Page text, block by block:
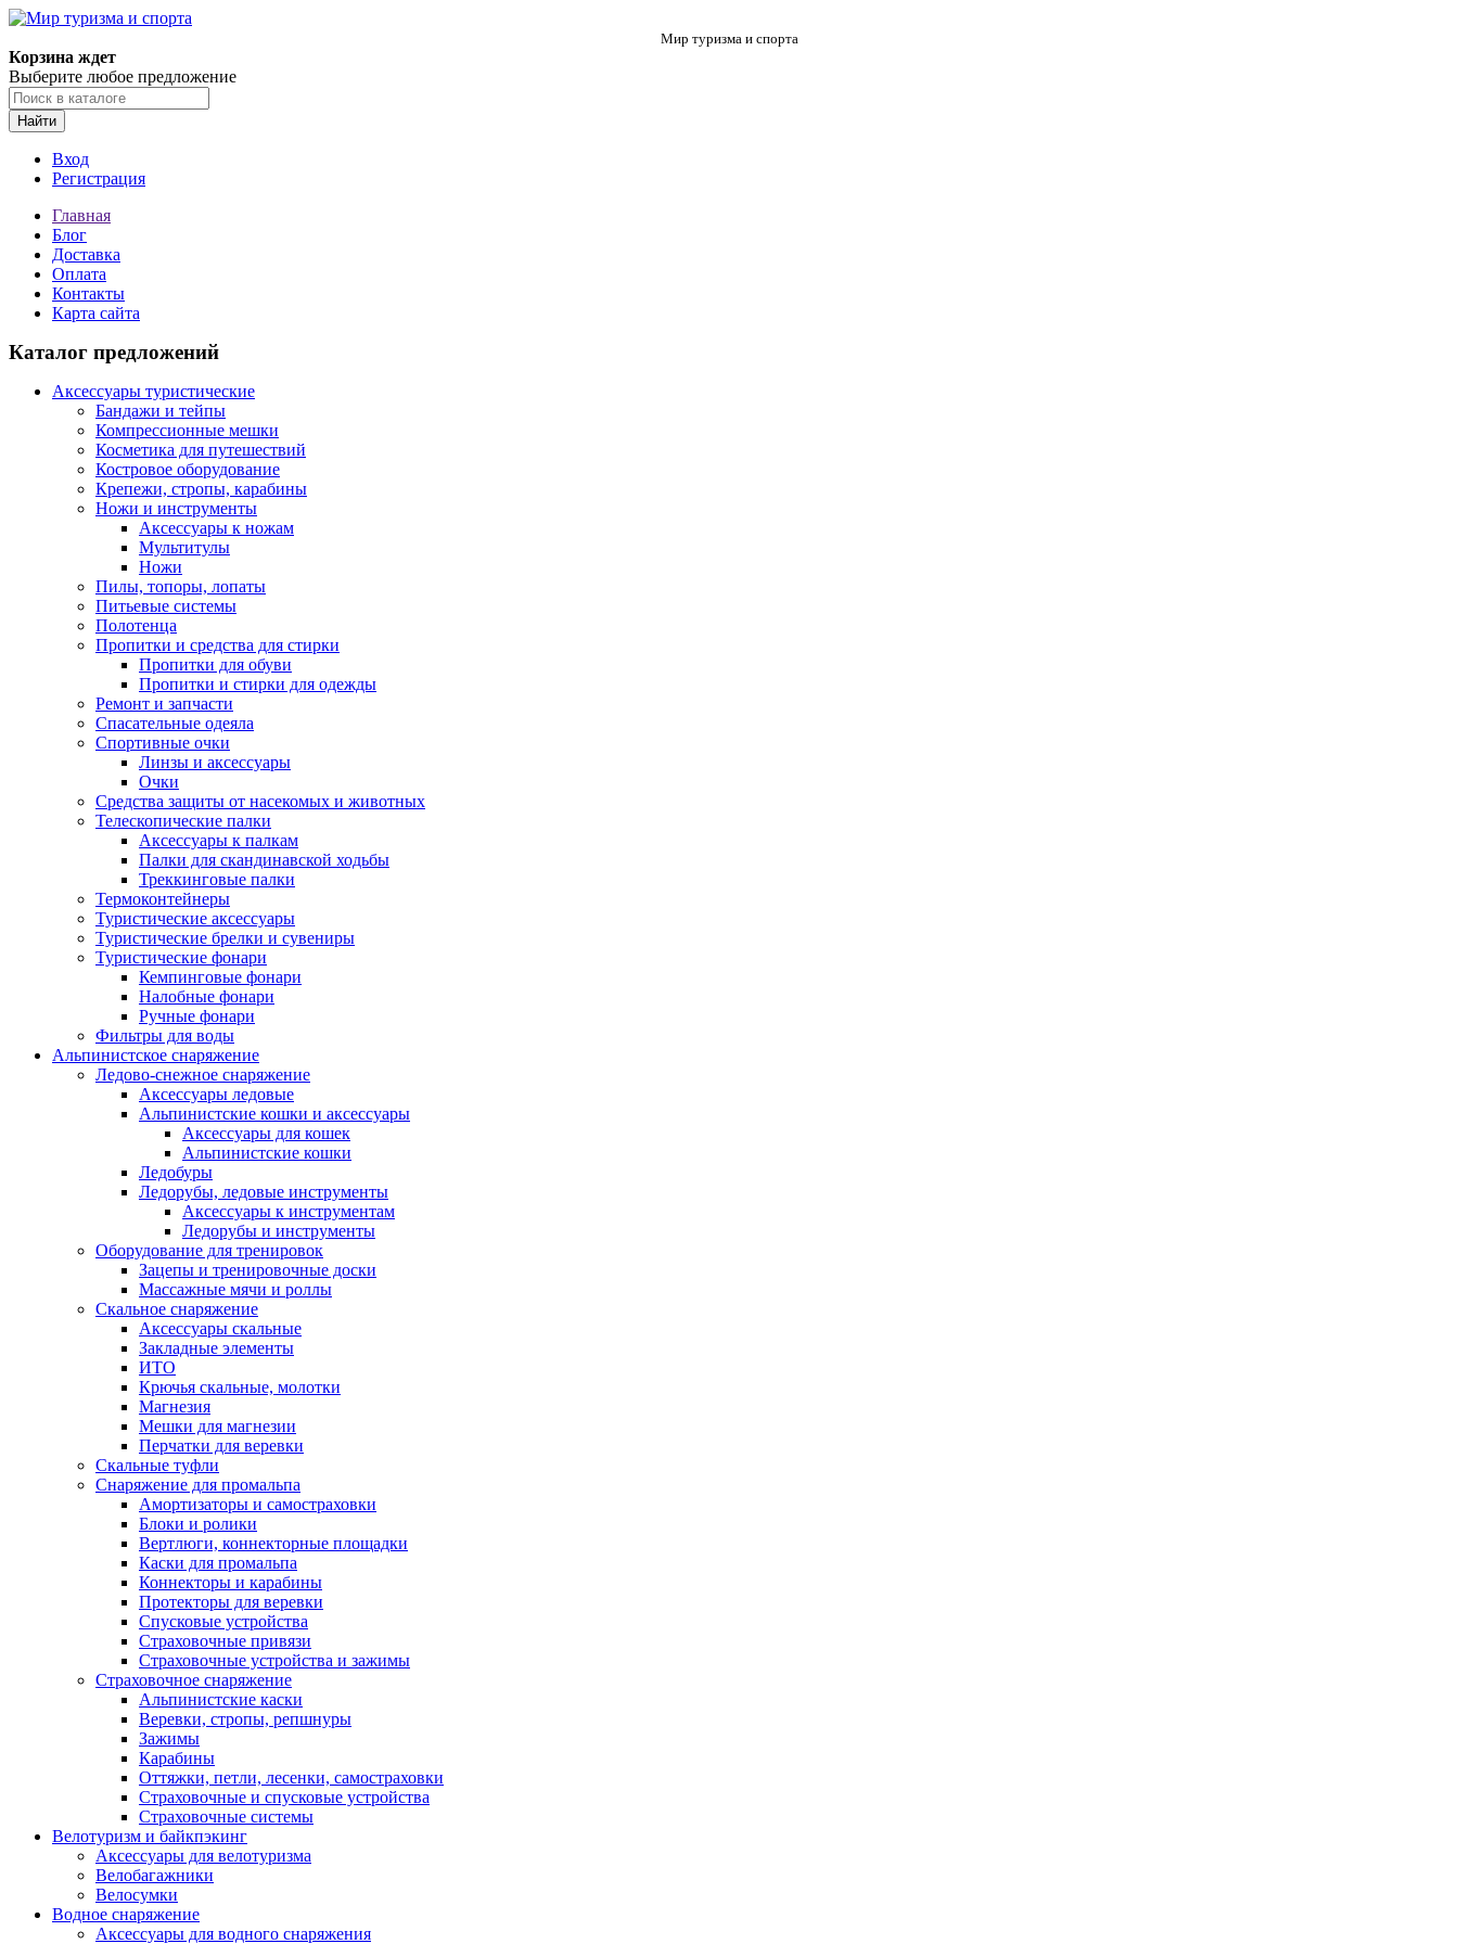
Мир туризма и спорта
Корзина ждет
Выберите любое предложение
Найти
Вход
Регистрация
Главная
Блог
Доставка
Оплата
Контакты
Карта сайта
Каталог предложений
Аксессуары туристические
Бандажи и тейпы
Компрессионные мешки
Косметика для путешествий
Костровое оборудование
Крепежи, стропы, карабины
Ножи и инструменты
Аксессуары к ножам
Мультитулы
Ножи
Пилы, топоры, лопаты
Питьевые системы
Полотенца
Пропитки и средства для стирки
Пропитки для обуви
Пропитки и стирки для одежды
Ремонт и запчасти
Спасательные одеяла
Спортивные очки
Линзы и аксессуары
Очки
Средства защиты от насекомых и животных
Телескопические палки
Аксессуары к палкам
Палки для скандинавской ходьбы
Треккинговые палки
Термоконтейнеры
Туристические аксессуары
Туристические брелки и сувениры
Туристические фонари
Кемпинговые фонари
Налобные фонари
Ручные фонари
Фильтры для воды
Альпинистское снаряжение
Ледово-снежное снаряжение
Аксессуары ледовые
Альпинистские кошки и аксессуары
Аксессуары для кошек
Альпинистские кошки
Ледобуры
Ледорубы, ледовые инструменты
Аксессуары к инструментам
Ледорубы и инструменты
Оборудование для тренировок
Зацепы и тренировочные доски
Массажные мячи и роллы
Скальное снаряжение
Аксессуары скальные
Закладные элементы
ИТО
Крючья скальные, молотки
Магнезия
Мешки для магнезии
Перчатки для веревки
Скальные туфли
Снаряжение для промальпа
Амортизаторы и самостраховки
Блоки и ролики
Вертлюги, коннекторные площадки
Каски для промальпа
Коннекторы и карабины
Протекторы для веревки
Спусковые устройства
Страховочные привязи
Страховочные устройства и зажимы
Страховочное снаряжение
Альпинистские каски
Веревки, стропы, репшнуры
Зажимы
Карабины
Оттяжки, петли, лесенки, самостраховки
Страховочные и спусковые устройства
Страховочные системы
Велотуризм и байкпэкинг
Аксессуары для велотуризма
Велобагажники
Велосумки
Водное снаряжение
Аксессуары для водного снаряжения